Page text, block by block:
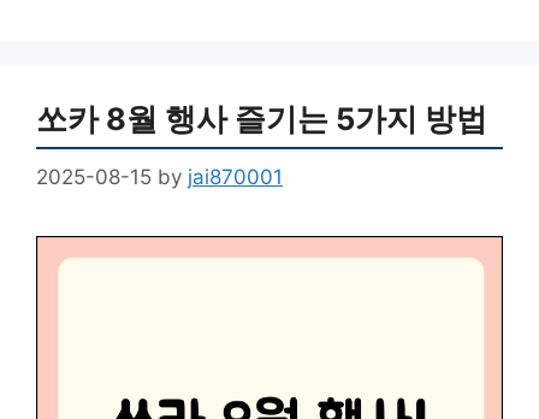
쏘카 8월 행사 즐기는 5가지 방법
2025-08-15 by jai870001